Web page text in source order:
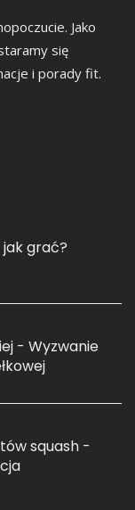
Jako
się
i porady fit.
grać?
- Wyzwanie
squash -